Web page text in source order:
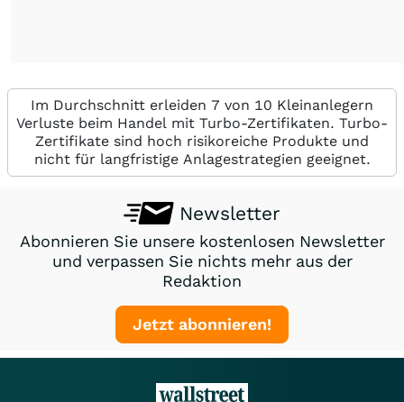
Im Durchschnitt erleiden 7 von 10 Kleinanlegern
Verluste beim Handel mit Turbo-Zertifikaten. Turbo-
Zertifikate sind hoch risikoreiche Produkte und
nicht für langfristige Anlagestrategien geeignet.
Newsletter
Abonnieren Sie unsere kostenlosen Newsletter
und verpassen Sie nichts mehr aus der
Redaktion
Jetzt abonnieren!